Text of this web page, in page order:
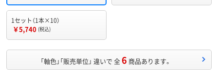
1セット（1本×10）
￥5,740 (税込)
「軸色」「販売単位」 違いで 全6 商品あります。